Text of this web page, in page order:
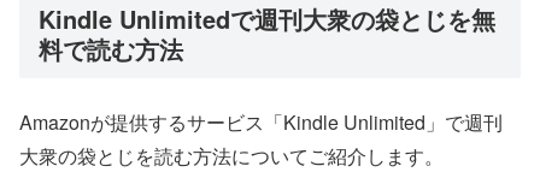
Kindle Unlimitedで週刊大衆の袋とじを無
料で読む方法
Amazonが提供するサービス「Kindle Unlimited」で週刊
大衆の袋とじを読む方法についてご紹介します。